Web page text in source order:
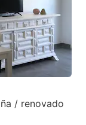
/ renovado